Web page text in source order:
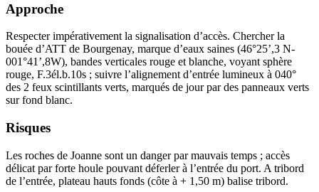
Approche
Respecter impérativement la signalisation d’accès. Chercher la
bouée d’ATT de Bourgenay, marque d’eaux saines (46°25’,3 N-
001°41’,8W), bandes verticales rouge et blanche, voyant sphère
rouge, F.3él.b.10s ; suivre l’alignement d’entrée lumineux à 040°
des 2 feux scintillants verts, marqués de jour par des panneaux verts
sur fond blanc.
Risques
Les roches de Joanne sont un danger par mauvais temps ; accès
délicat par forte houle pouvant déferler à l’entrée du port. A tribord
de l’entrée, plateau hauts fonds (côte à + 1,50 m) balise tribord.